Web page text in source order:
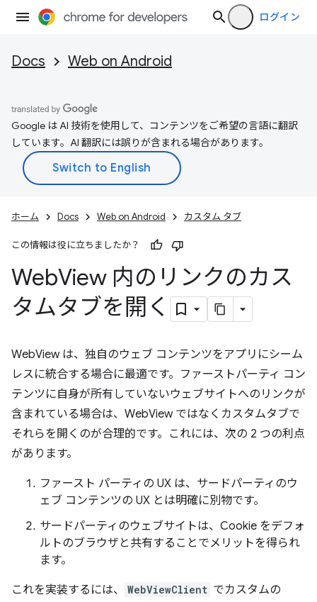
ログイン
Docs Web on Android
Google は AI 技術を使用して、コンテンツをご希望の言語に翻訳
しています。AI 翻訳には誤りが含まれる場合があります。
ホーム Docs Web on Android カスタム タブ
この情報は役に立ちましたか？
WebView 内のリンクのカス
タムタブを開く
WebView は、独自のウェブ コンテンツをアプリにシーム
レスに統合する場合に最適です。ファーストパーティ コン
テンツに自身が所有していないウェブサイトへのリンクが
含まれている場合は、WebView ではなくカスタムタブで
それらを開くのが合理的です。これには、次の 2 つの利点
があります。
ファースト パーティの UX は、サードパーティのウ
ェブ コンテンツの UX とは明確に別物です。
サードパーティのウェブサイトは、Cookie をデフォ
ルトのブラウザと共有することでメリットを得られ
ます。
これを実装するには、 WebViewClient でカスタムの